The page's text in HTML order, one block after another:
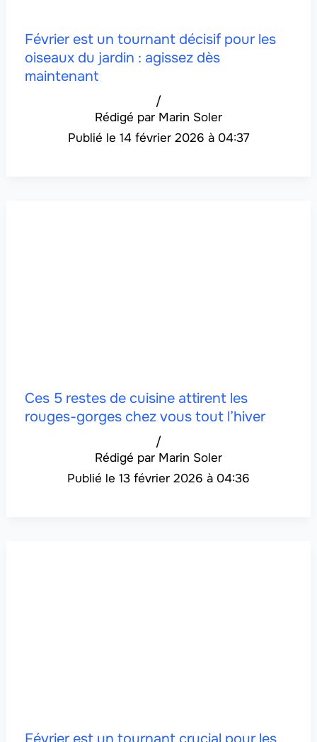
Février est un tournant décisif pour les
oiseaux du jardin : agissez dès
maintenant
Marin Soler
/
14 février 2026 à 04:37
Ces 5 restes de cuisine attirent les
rouges-gorges chez vous tout l’hiver
Marin Soler
/
13 février 2026 à 04:36
Février est un tournant crucial pour les